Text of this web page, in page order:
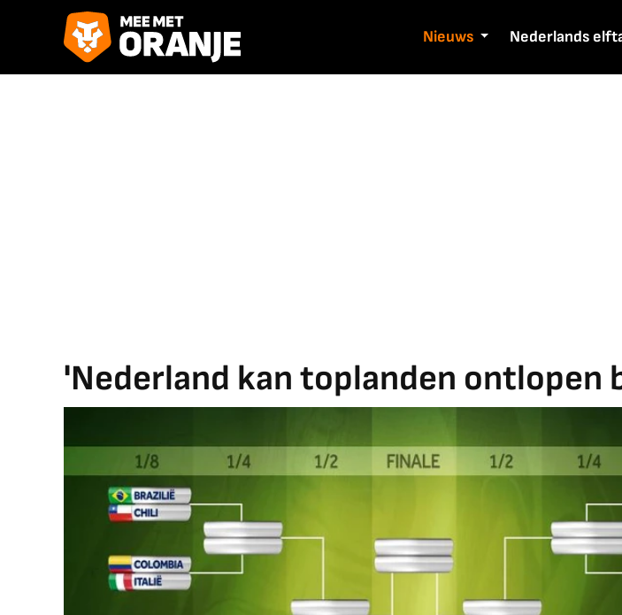
Nieuws Nederlands
'Nederland kan toplanden ontlopen